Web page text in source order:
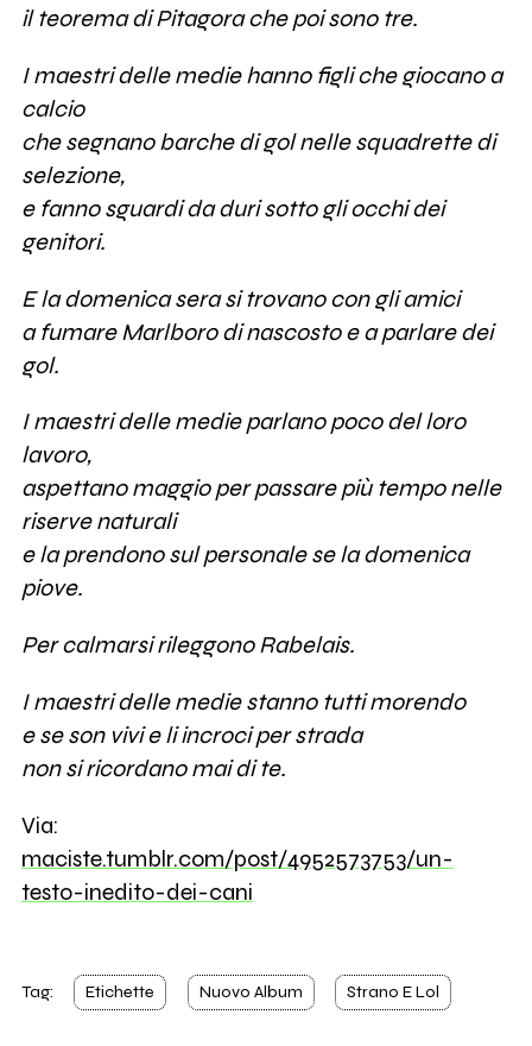
il teorema di Pitagora che poi sono tre.
I maestri delle medie hanno figli che giocano a
calcio
che segnano barche di gol nelle squadrette di
selezione,
e fanno sguardi da duri sotto gli occhi dei
genitori.
E la domenica sera si trovano con gli amici
a fumare Marlboro di nascosto e a parlare dei
gol.
I maestri delle medie parlano poco del loro
lavoro,
aspettano maggio per passare più tempo nelle
riserve naturali
e la prendono sul personale se la domenica
piove.
Per calmarsi rileggono Rabelais.
I maestri delle medie stanno tutti morendo
e se son vivi e li incroci per strada
non si ricordano mai di te.
Via:
maciste.tumblr.com/post/4952573753/un-
testo-inedito-dei-cani
Tag: Etichette Nuovo Album Strano E Lol